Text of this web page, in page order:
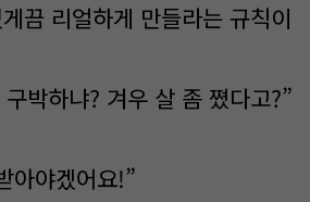
끔 리얼하게 만들라는 규칙이
박하냐? 겨우 살 좀 쪘다고?”
아야겠어요!”